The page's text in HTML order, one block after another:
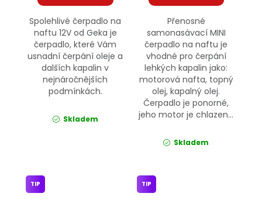
Spolehlivé čerpadlo na
naftu 12V od Geka je
čerpadlo, které Vám
usnadní čerpání oleje a
dalších kapalin v
nejnáročnějších
podmínkách.
Skladem
Přenosné
samonasávací MINI
čerpadlo na naftu je
vhodné pro čerpání
lehkých kapalin jako:
motorová nafta, topný
olej, kapalný olej.
Čerpadlo je ponorné,
jeho motor je chlazen...
Skladem
TIP TIP